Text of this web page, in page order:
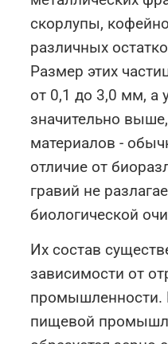
скорлупы,
различных
Размер этих
от 0,1 до 3,0 мм, а
значительно
материалов -
отличие от
гравий не
биологической
Их состав
зависимости от
промышленности.
пищевой